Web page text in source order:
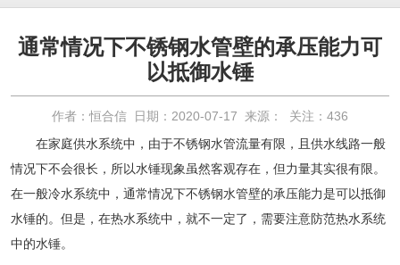
通常情况下不锈钢水管壁的承压能力可
以抵御水锤
作者：恒合信 日期：2020-07-17 来源： 关注： 436
在家庭供水系统中，由于不锈钢水管流量有限，且供水线路一般
情况下不会很长，所以水锤现象虽然客观存在，但力量其实很有限。
在一般冷水系统中，通常情况下不锈钢水管壁的承压能力是可以抵御
水锤的。但是，在热水系统中，就不一定了，需要注意防范热水系统
中的水锤。